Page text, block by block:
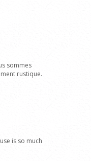
sommes
rustique.
is so much